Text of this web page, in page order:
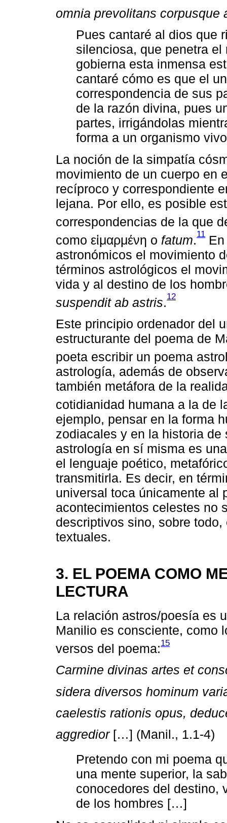
omnia prevolitans corpusque
Pues cantaré al dios que
silenciosa, que penetra
gobierna esta inmensa
cantaré cómo es que el
correspondencia de sus
de la razón divina, pues
partes, irrigándolas
forma a un organismo
La noción de la simpatía
movimiento de un cuerpo en
recíproco y correspondiente
lejana. Por ello, es posible
correspondencias de la que
como εἱμαρμένη o fatum.11
astronómicos el movimiento
términos astrológicos el
vida y al destino de los
suspendit ab astris.12
Este principio ordenador del
estructurante del poema de
poeta escribir un poema
astrología, además de
también metáfora de la
cotidianidad humana a la de
ejemplo, pensar en la forma
zodiacales y en la historia
astrología en sí misma es
el lenguaje poético,
transmitirla. Es decir, en
universal toca únicamente al
acontecimientos celestes no
descriptivos sino, sobre
textuales.
3. EL POEMA COMO
LECTURA
La relación astros/poesía es
Manilio es consciente, como
versos del poema:15
Carmine divinas artes et
sidera diversos hominum
caelestis rationis opus,
aggredior[…] (Manil., 1.1-4)
Pretendo con mi poema
una mente superior, la
conocedores del destino,
de los hombres […]